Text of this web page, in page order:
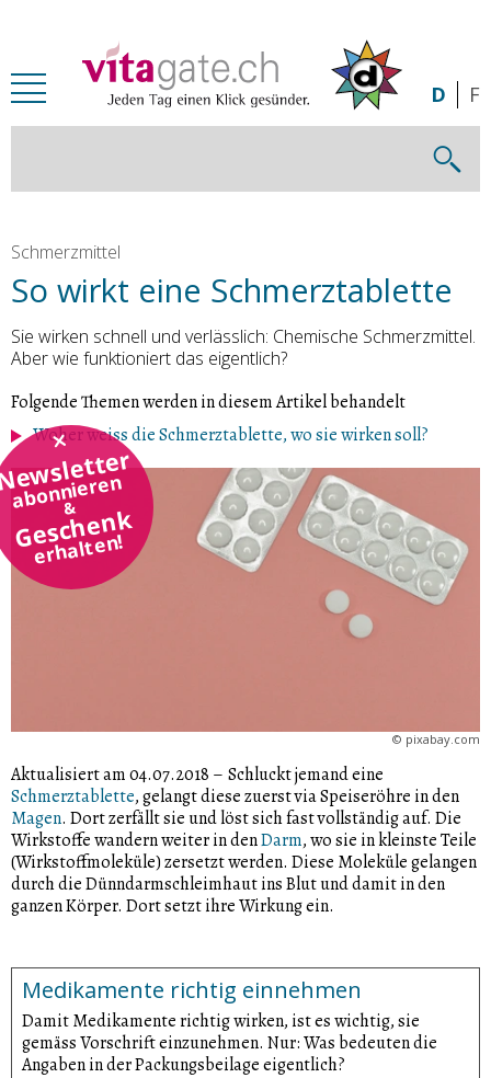
abonnieren
&
Geschenk
erhalten!
D F
Schmerzmittel
So wirkt eine Schmerztablette
Sie wirken schnell und verlässlich: Chemische Schmerzmittel.
Aber wie funktioniert das eigentlich?
Folgende Themen werden in diesem Artikel behandelt
Woher weiss die Schmerztablette, wo sie wirken soll?
© pixabay.com
Aktualisiert am 04.07.2018 – Schluckt jemand eine
Schmerztablette, gelangt diese zuerst via Speiseröhre in den
Magen. Dort zerfällt sie und löst sich fast vollständig auf. Die
Wirkstoffe wandern weiter in denDarm, wo sie in kleinste Teile
(Wirkstoffmoleküle) zersetzt werden. Diese Moleküle gelangen
durch die Dünndarmschleimhaut ins Blut und damit in den
ganzen Körper. Dort setzt ihre Wirkung ein.
Medikamente richtig einnehmen
Damit Medikamente richtig wirken, ist es wichtig, sie
gemäss Vorschrift einzunehmen. Nur: Was bedeuten die
Angaben in der Packungsbeilage eigentlich?